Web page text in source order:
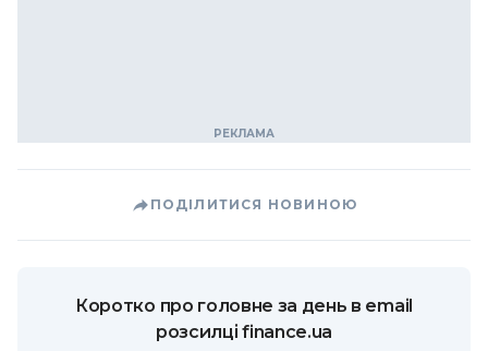
ПОДІЛИТИСЯ НОВИНОЮ
Коротко про головне за день в email
розсилці finance.ua